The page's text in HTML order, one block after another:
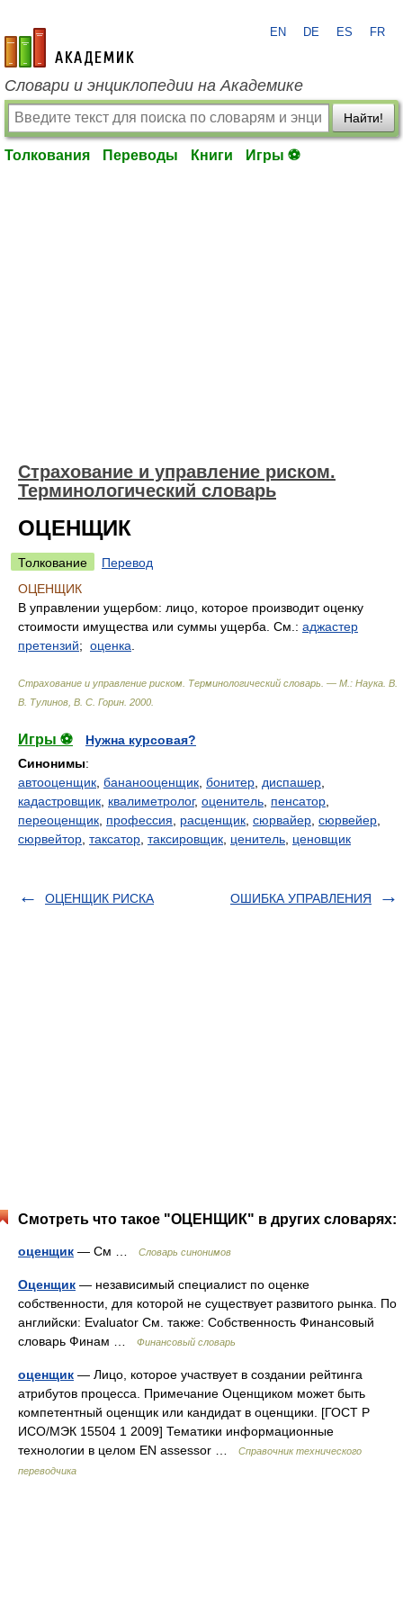
academic.ru
EN DE ES FR
Словари и энциклопедии на Академике
Найти!
Толкования Переводы Книги Игры ⚽
Страхование и управление риском.
Терминологический словарь
ОЦЕНЩИК
Толкование
Перевод
ОЦЕНЩИК
В управлении ущербом: лицо, которое производит оценку
стоимости имущества или суммы ущерба. См.: аджастер
претензий; оценка
Страхование и управление риском. Терминологический словарь. — М.: Наука В.
В. Тулинов, В. С. Горин 2000
Игры ⚽
Нужна курсовая?
Синонимы:
автооценщик бананооценщик бонитер диспашер
кадастровщик квалиметролог, оценитель пенсатор
переоценщик профессия расценщик сюрвайер сюрвейер
сюрвейтор таксатор таксировщик ценитель ценовщик
ОЦЕНЩИК РИСКА ОШИБКА УПРАВЛЕНИЯ
Смотреть что такое "ОЦЕНЩИК" в других словарях:
оценщик — См … Словарь синонимов
Оценщик — независимый специалист по оценке
собственности, для которой не существует развитого рынка. По
английски: Evaluator См. также: Собственность Финансовый
словарь Финам …
Финансовый словарь
оценщик — Лицо, которое участвует в создании рейтинга
атрибутов процесса. Примечание Оценщиком может быть
компетентный оценщик или кандидат в оценщики. [ГОСТ Р
ИСО/МЭК 15504 1 2009] Тематики информационные
технологии в целом EN assessor …
Справочник технического
переводчика